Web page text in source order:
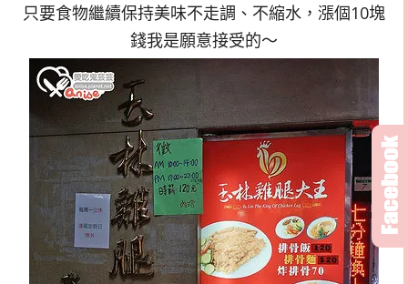
只要食物繼續保持美味不走調、不縮水，漲個10塊
錢我是願意接受的～